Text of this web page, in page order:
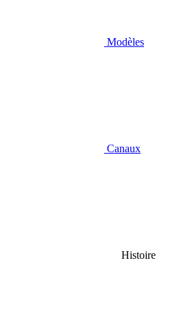
Modèles
Canaux
Histoire